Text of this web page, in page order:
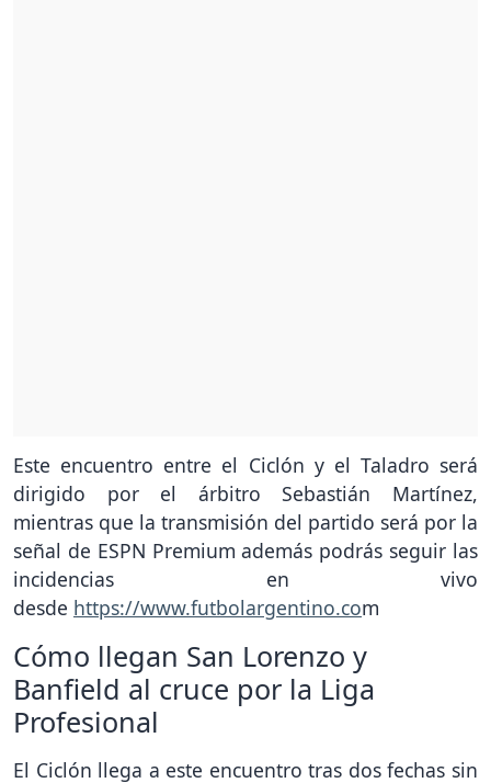
Este encuentro entre el Ciclón y el Taladro será
dirigido por el árbitro Sebastián Martínez,
mientras que la transmisión del partido será por la
señal de ESPN Premium además podrás seguir las
incidencias en vivo
desde https://www.futbolargentino.com
Cómo llegan San Lorenzo y
Banfield al cruce por la Liga
Profesional
El Ciclón llega a este encuentro tras dos fechas sin